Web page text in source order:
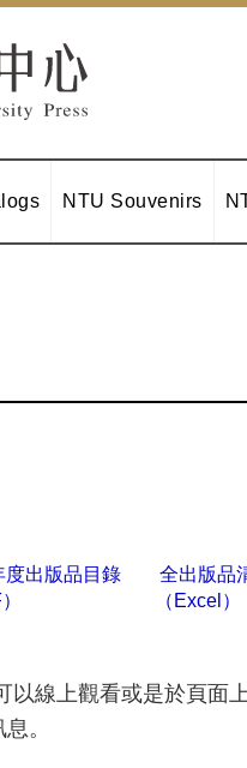
NTU Souvenirs
度出版品目錄
全出版品
（Excel）
以線上觀看或是於頁面
息。